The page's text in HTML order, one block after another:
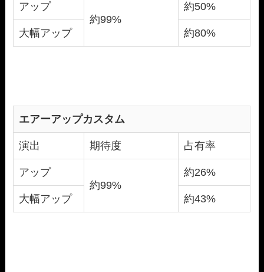
アップ
約99%
約50%
大幅アップ 約80%
エアーアップカスタム
演出 期待度 占有率
アップ
約99%
約26%
大幅アップ 約43%